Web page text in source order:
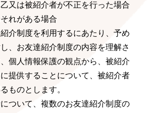
乙又は被紹介者が不正を行った場合
れがある場合
介制度を利用するにあたり、予め
、お友達紹介制度の内容を理解さ
個人情報保護の観点から、被紹介
提供することについて、被紹介者
ものとします。
ついて、複数のお友達紹介制度の